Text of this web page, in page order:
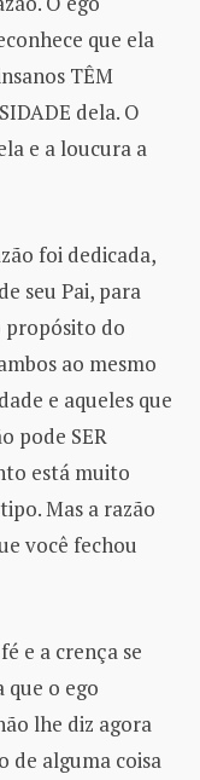
que ela
TÊM
dela. O
e a loucura a
foi dedicada,
seu Pai, para
propósito do
ao mesmo
e aqueles que
pode SER
está muito
Mas a razão
você fechou
e a crença se
que o ego
lhe diz agora
de alguma coisa